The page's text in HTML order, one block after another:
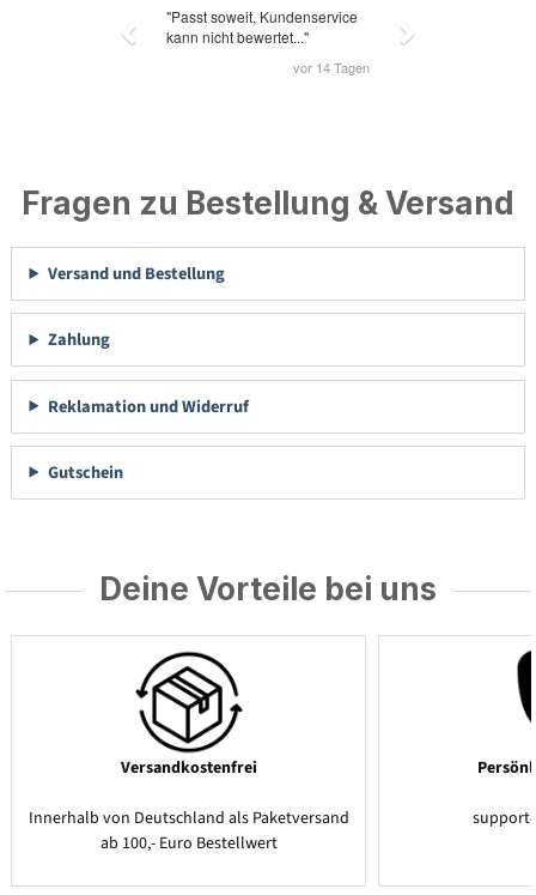
Fragen zu Bestellung & Versand
Versand und Bestellung
Zahlung
Reklamation und Widerruf
Gutschein
Deine Vorteile bei uns
Versandkostenfrei
Innerhalb von Deutschland als Paketversand
ab 100,- Euro Bestellwert